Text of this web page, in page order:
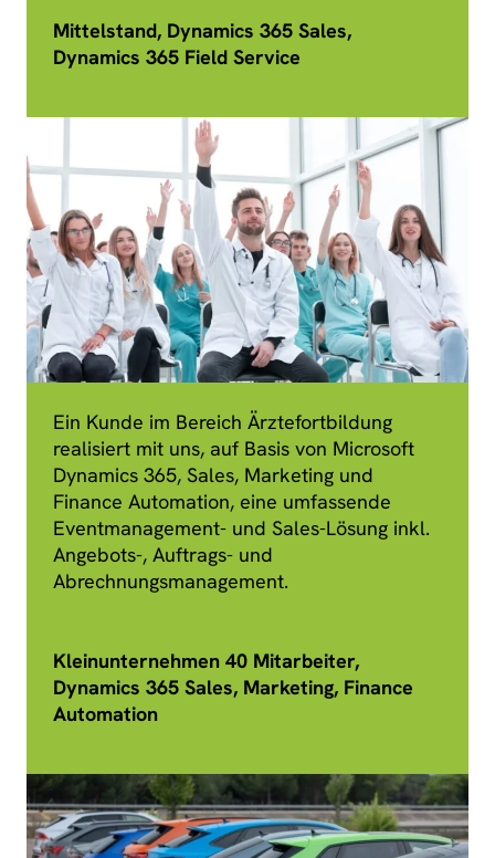
Mittelstand, Dynamics 365 Sales,
Dynamics 365 Field Service
Ein Kunde im Bereich Ärztefortbildung
realisiert mit uns, auf Basis von Microsoft
Dynamics 365, Sales, Marketing und
Finance Automation, eine umfassende
Eventmanagement- und Sales-Lösung inkl.
Angebots-, Auftrags- und
Abrechnungsmanagement.
Kleinunternehmen 40 Mitarbeiter,
Dynamics 365 Sales, Marketing, Finance
Automation